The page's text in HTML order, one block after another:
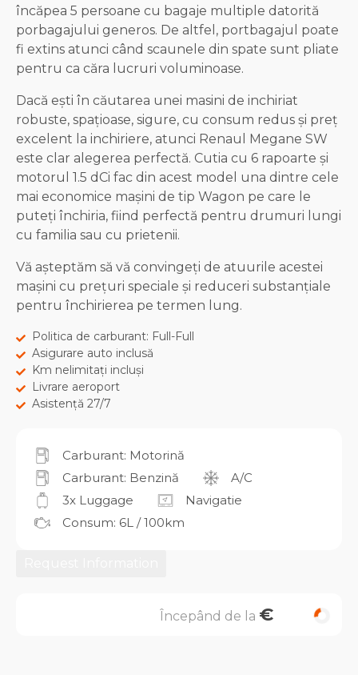
încăpea 5 persoane cu bagaje multiple datorită
porbagajului generos. De altfel, portbagajul poate
fi extins atunci când scaunele din spate sunt pliate
pentru ca căra lucruri voluminoase.
Dacă ești în căutarea unei masini de inchiriat
robuste, spațioase, sigure, cu consum redus și preț
excelent la inchiriere, atunci Renaul Megane SW
este clar alegerea perfectă. Cutia cu 6 rapoarte și
motorul 1.5 dCi fac din acest model una dintre cele
mai economice mașini de tip Wagon pe care le
puteți închiria, fiind perfectă pentru drumuri lungi
cu familia sau cu prietenii.
Vă așteptăm să vă convingeți de atuurile acestei
mașini cu prețuri speciale și reduceri substanțiale
pentru închirierea pe termen lung.
Politica de carburant: Full-Full
Asigurare auto inclusă
Km nelimitați incluși
Livrare aeroport
Asistență 27/7
Carburant: Motorină
Carburant: Benzină
A/C
3x Luggage
Navigatie
Consum: 6L / 100km
Începând de la €